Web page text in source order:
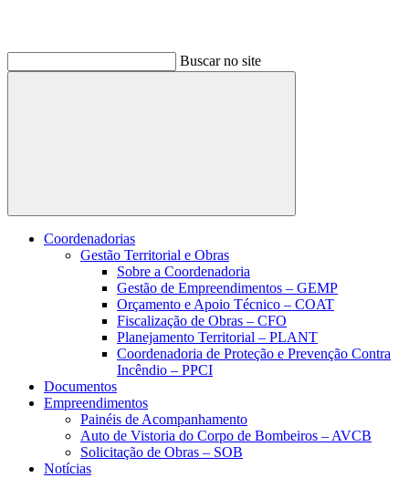
Buscar no site
Buscar
Coordenadorias
Gestão Territorial e Obras
Sobre a Coordenadoria
Gestão de Empreendimentos – GEMP
Orçamento e Apoio Técnico – COAT
Fiscalização de Obras – CFO
Planejamento Territorial – PLANT
Coordenadoria de Proteção e Prevenção Contra
Incêndio – PPCI
Documentos
Empreendimentos
Painéis de Acompanhamento
Auto de Vistoria do Corpo de Bombeiros – AVCB
Solicitação de Obras – SOB
Notícias